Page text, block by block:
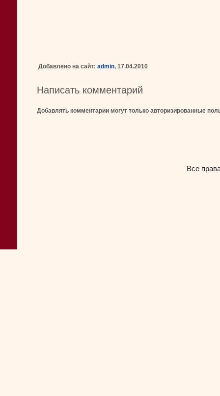
Добавлено на сайт: admin, 17.04.2010
Написать комментарий
Добавлять комментарии могут только авторизированные
Все